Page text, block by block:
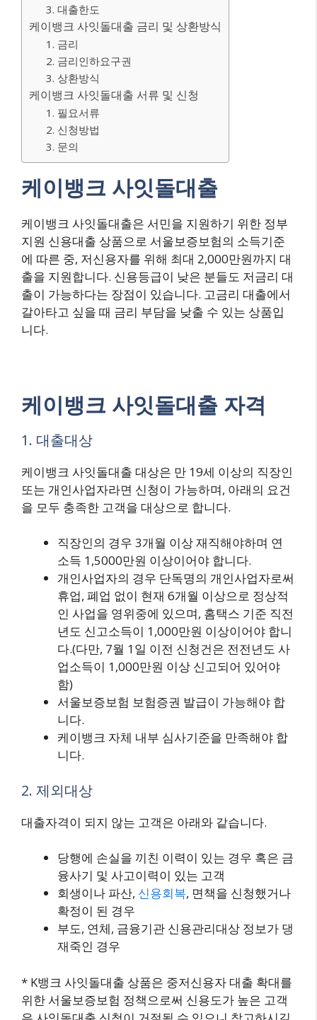
3. 대출한도
케이뱅크 사잇돌대출 금리 및 상환방식
1. 금리
2. 금리인하요구권
3. 상환방식
케이뱅크 사잇돌대출 서류 및 신청
1. 필요서류
2. 신청방법
3. 문의
케이뱅크 사잇돌대출
케이뱅크 사잇돌대출은 서민을 지원하기 위한 정부
지원 신용대출 상품으로 서울보증보험의 소득기준
에 따른 중, 저신용자를 위해 최대 2,000만원까지 대
출을 지원합니다. 신용등급이 낮은 분들도 저금리 대
출이 가능하다는 장점이 있습니다. 고금리 대출에서
갈아타고 싶을 때 금리 부담을 낮출 수 있는 상품입
니다.
케이뱅크 사잇돌대출 자격
1. 대출대상
케이뱅크 사잇돌대출 대상은 만 19세 이상의 직장인
또는 개인사업자라면 신청이 가능하며, 아래의 요건
을 모두 충족한 고객을 대상으로 합니다.
직장인의 경우 3개월 이상 재직해야하며 연
소득 1,5000만원 이상이어야 합니다.
개인사업자의 경우 단독명의 개인사업자로써
휴업, 폐업 없이 현재 6개월 이상으로 정상적
인 사업을 영위중에 있으며, 홈택스 기준 직전
년도 신고소득이 1,000만원 이상이어야 합니
다.(다만, 7월 1일 이전 신청건은 전전년도 사
업소득이 1,000만원 이상 신고되어 있어야
함)
서울보증보험 보험증권 발급이 가능해야 합
니다.
케이뱅크 자체 내부 심사기준을 만족해야 합
니다.
2. 제외대상
대출자격이 되지 않는 고객은 아래와 같습니다.
당행에 손실을 끼친 이력이 있는 경우 혹은 금
융사기 및 사고이력이 있는 고객
회생이나 파산, 신용회복, 면책을 신청했거나
확정이 된 경우
부도, 연체, 금융기관 신용관리대상 정보가 댕
재죽인 경우
* K뱅크 사잇돌대출 상품은 중저신용자 대출 확대를
위한 서울보증보험 정책으로써 신용도가 높은 고객